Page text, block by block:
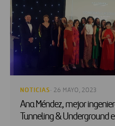
NOTICIAS · 26 MAYO, 2023
Ana Méndez, mejor
Tunneling & Underground